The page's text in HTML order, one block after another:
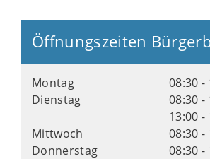
Öffnungszeiten
Montag
08:30 -
Dienstag
08:30 -
13:00 -
Mittwoch
08:30 -
Donnerstag
08:30 -